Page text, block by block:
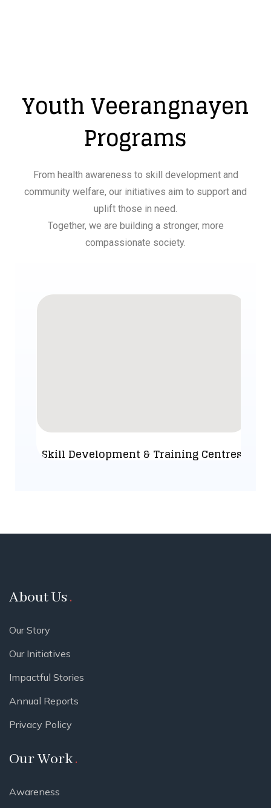
Youth Veerangnayen
Programs
From health awareness to skill development and
community welfare, our initiatives aim to support and
uplift those in need.
Together, we are building a stronger, more
compassionate society.
Skill Development & Training Centres
About Us
Our Story
Our Initiatives
Impactful Stories
Annual Reports
Privacy Policy
Our Work
Awareness